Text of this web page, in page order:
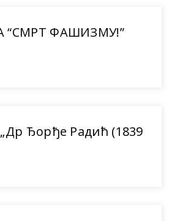
“СМРТ ФАШИЗМУ!”
Ђорђе Радић (1839